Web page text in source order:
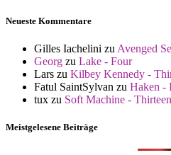
Neueste Kommentare
Gilles Iachelini zu Avenged
Georg zu Lake - Four
Lars zu Kilbey Kennedy -
Fatul SaintSylvan zu Haken -
tux zu Soft Machine - Thirteen
Meistgelesene Beiträge